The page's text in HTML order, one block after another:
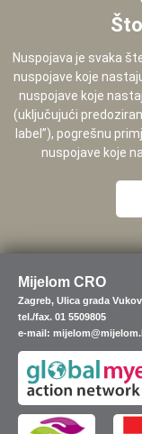
Nuspojava je svaka
nuspojave koje
nuspojave koje
(uključujući
label”), pogrešnu
nuspojave koje
Mijelom CRO
Zagreb, Ulica grada
tel./fax. 01 5509805
e-mail: